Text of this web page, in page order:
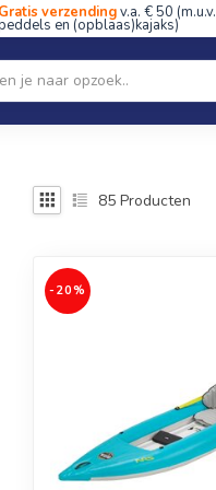
Gratis verzendingv.a. € 50 (m.u.v.
en (opblaas)kajaks)
Peddels Kleding
85 Producten
-20%